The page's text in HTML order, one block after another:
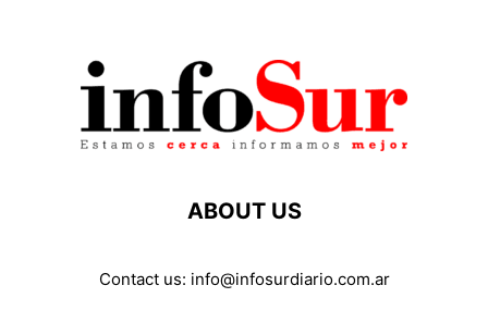
ABOUT US
Contact us: info@infosurdiario.com.ar